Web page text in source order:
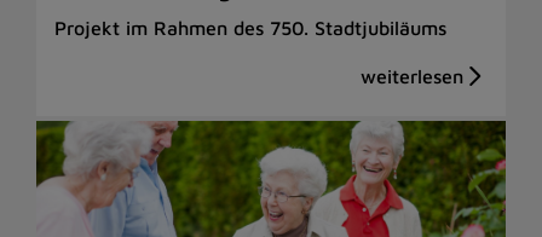
Projekt im Rahmen des 750. Stadtjubiläums